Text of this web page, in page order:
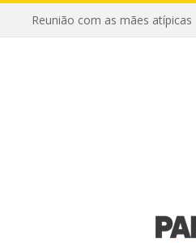
Reunião com as mães atípicas